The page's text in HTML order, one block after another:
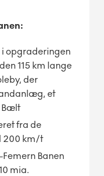
opgraderingen
115 km lange
der
et
Bælt
fra de
200 km/t
Banen
mia.